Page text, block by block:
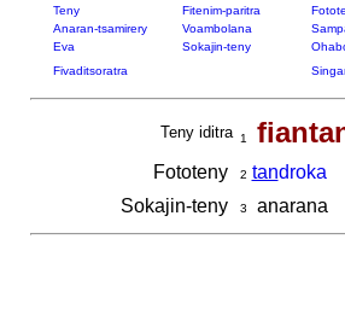
Teny Fitenim-paritra
Anaran-tsamirery
Voambolana
Eva
Sokajin-teny
Fivaditsoratra
Teny iditra 1
Fototeny 2 tandroka
Sokajin-teny
3 anarana